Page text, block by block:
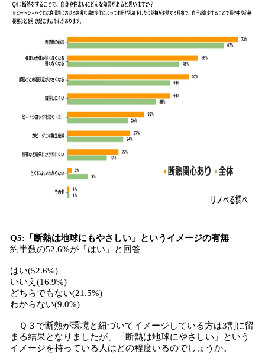
Q5:「断熱は地球にもやさしい」というイメージの有無
約半数の52.6%が「はい」と回答
はい(52.6%)
いいえ(16.9%)
どちらでもない(21.5%)
わからない(9.0%)
Ｑ３で断熱が環境と紐づいてイメージしている方は3割に留
まる結果となりましたが、「断熱は地球にやさしい」という
イメージを持っている人はどの程度いるのでしょうか。